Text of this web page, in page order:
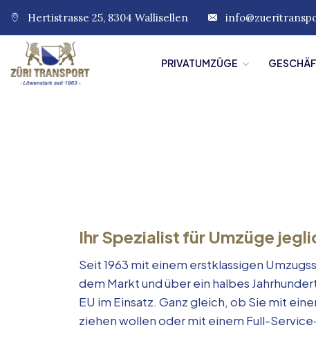
Hertistrasse 25, 8304 Wallisellen
PRIVATUMZÜGE
Ihr Spezialist für Umzüge
Seit 1963 mit einem erstklassigen
dem Markt und über ein halbes
EU im Einsatz. Ganz gleich, ob Sie mit
ziehen wollen oder mit einem Full-